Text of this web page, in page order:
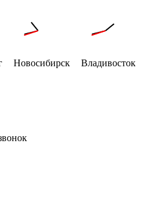
Новосибирск
Владивосток